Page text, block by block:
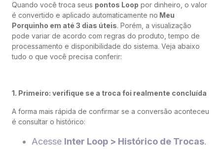
Quando você troca seus pontos Loop por dinheiro, o valor
é convertido e aplicado automaticamente no Meu
Porquinho em até 3 dias úteis. Porém, a visualização
pode variar de acordo com regras do produto, tempo de
processamento e disponibilidade do sistema. Veja abaixo
tudo o que você precisa conferir:
1. Primeiro: verifique se a troca foi realmente concluída
A forma mais rápida de confirmar se a conversão aconteceu
é consultar o histórico:
Acesse Inter Loop > Histórico de Trocas.